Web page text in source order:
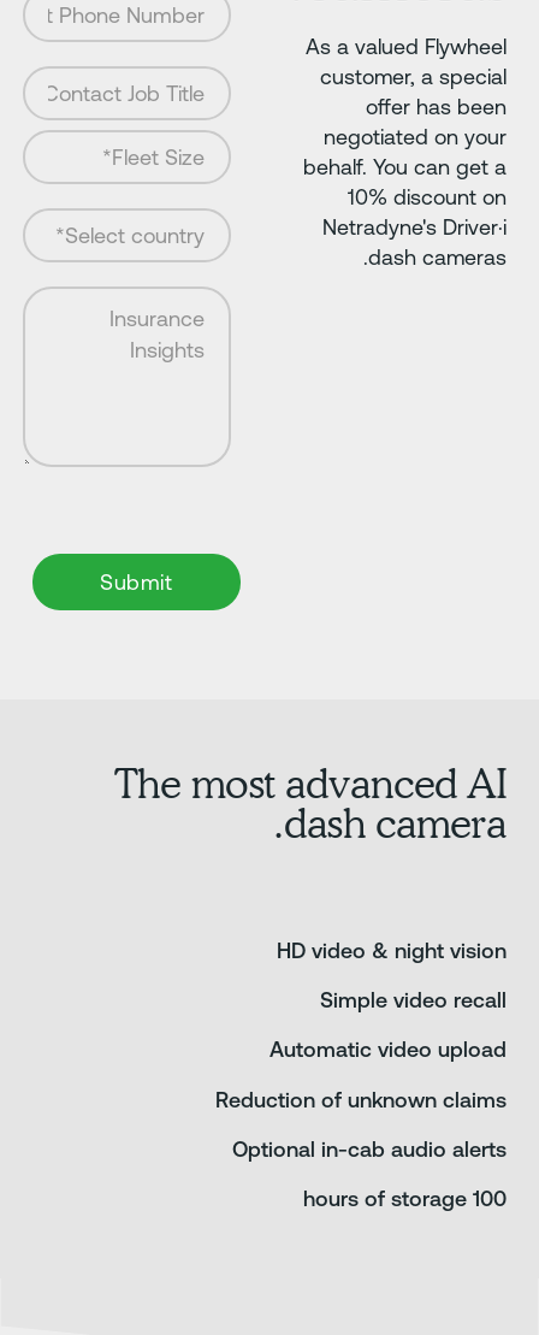
As a
behalf.
The most
dash
HD video
Reduction of
Optional in-